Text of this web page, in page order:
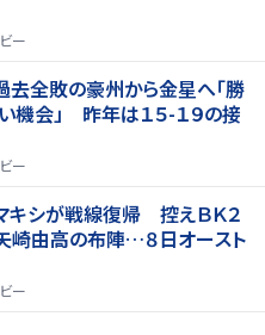
ー
過去全敗の豪州から金星へ「勝
機会」 昨年は１５-１９の接
ー
マキシが戦線復帰 控えＢＫ２
崎由高の布陣…８日オースト
ー